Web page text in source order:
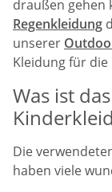
draußen gehen
Regenkleidung
unserer
Kleidung für die
Was ist
Die
haben viele